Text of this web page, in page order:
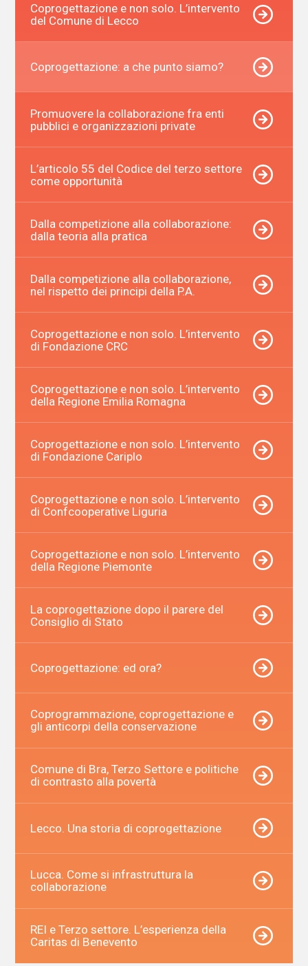
Coprogettazione e non solo. L’intervento
del Comune di Lecco
Coprogettazione: a che punto siamo?
Promuovere la collaborazione fra enti
pubblici e organizzazioni private
L’articolo 55 del Codice del terzo settore
come opportunità
Dalla competizione alla collaborazione:
dalla teoria alla pratica
Dalla competizione alla collaborazione,
nel rispetto dei principi della P.A.
Coprogettazione e non solo. L’intervento
di Fondazione CRC
Coprogettazione e non solo. L’intervento
della Regione Emilia Romagna
Coprogettazione e non solo. L’intervento
di Fondazione Cariplo
Coprogettazione e non solo. L’intervento
di Confcooperative Liguria
Coprogettazione e non solo. L’intervento
della Regione Piemonte
La coprogettazione dopo il parere del
Consiglio di Stato
Coprogettazione: ed ora?
Coprogrammazione, coprogettazione e
gli anticorpi della conservazione
Comune di Bra, Terzo Settore e politiche
di contrasto alla povertà
Lecco. Una storia di coprogettazione
Lucca. Come si infrastruttura la
collaborazione
REI e Terzo settore. L’esperienza della
Caritas di Benevento